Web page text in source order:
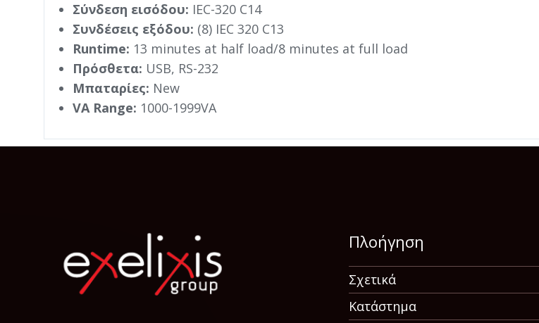
Σύνδεση εισόδου: IEC-320 C14
Συνδέσεις εξόδου: (8) IEC 320 C13
Runtime: 13 minutes at half load/8 minutes at full load
Πρόσθετα: USB, RS-232
Μπαταρίες: New
VA Range: 1000-1999VA
Πλοήγηση
Σχετικά
Κατάστημα